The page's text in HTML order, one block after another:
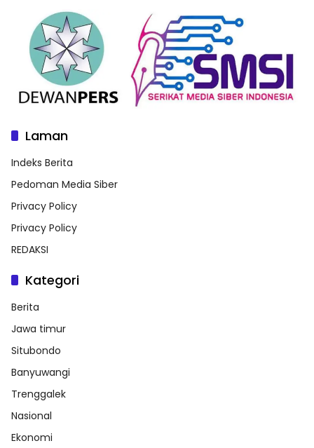
Laman
Indeks Berita
Pedoman Media Siber
Privacy Policy
Privacy Policy
REDAKSI
Kategori
Berita
Jawa timur
Situbondo
Banyuwangi
Trenggalek
Nasional
Ekonomi